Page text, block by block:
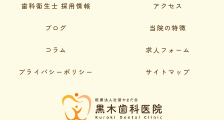
歯科衛生士 採用情報 アクセス
ブログ 当院の特徴
コラム 求人フォーム
プライバシーポリシー サイトマップ